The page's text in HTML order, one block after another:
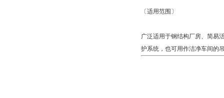
〔适用范围〕
广泛适用于钢结构厂房、简易
护系统，也可用作洁净车间的